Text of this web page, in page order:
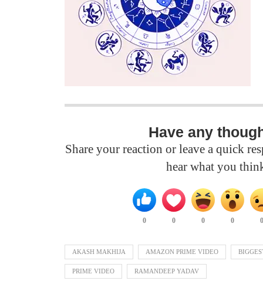
Have any
Share your reaction or leave a quick
hear what you
0 0 0 0
AKASH MAKHIJA AMAZON PRIME VIDEO
PRIME VIDEO RAMANDEEP YADAV